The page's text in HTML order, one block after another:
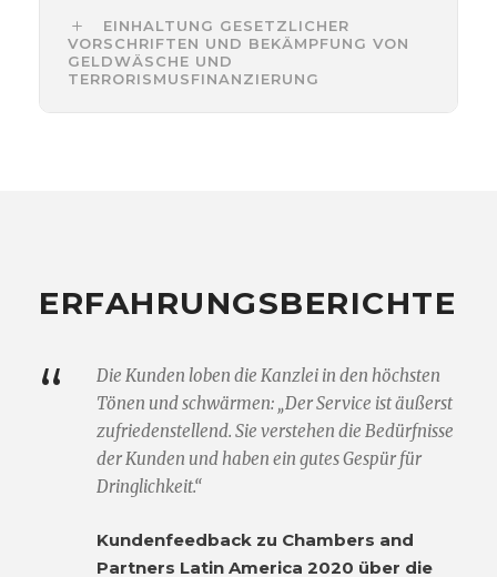
EINHALTUNG GESETZLICHER
VORSCHRIFTEN UND BEKÄMPFUNG VON
GELDWÄSCHE UND
TERRORISMUSFINANZIERUNG
ERFAHRUNGSBERICHTE
“
Die Kunden loben die Kanzlei in den höchsten
Tönen und schwärmen: „Der Service ist äußerst
zufriedenstellend. Sie verstehen die Bedürfnisse
der Kunden und haben ein gutes Gespür für
Dringlichkeit.“
Kundenfeedback zu Chambers and
Partners Latin America 2020 über die